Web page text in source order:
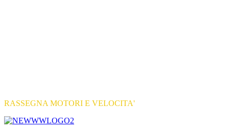
RASSEGNA MOTORI E VELOCITA'
Primary